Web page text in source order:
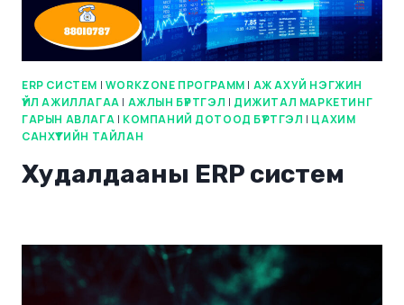
ERP СИСТЕМ | WORKZONE ПРОГРАММ | АЖ АХУЙ НЭГЖИН
ҮЙЛ АЖИЛЛАГАА | АЖЛЫН БҮРТГЭЛ | ДИЖИТАЛ МАРКЕТИНГ
ГАРЫН АВЛАГА | КОМПАНИЙ ДОТООД БҮРТГЭЛ | ЦАХИМ
САНХҮҮГИЙН ТАЙЛАН
Худалдааны ERP систем